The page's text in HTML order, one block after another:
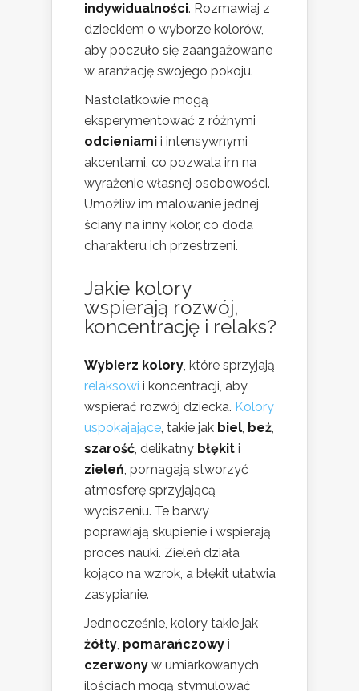
indywidualności. Rozmawiaj z
dzieckiem o wyborze kolorów,
aby poczuło się zaangażowane
w aranżację swojego pokoju.
Nastolatkowie mogą
eksperymentować z różnymi
odcieniami i intensywnymi
akcentami, co pozwala im na
wyrażenie własnej osobowości.
Umożliw im malowanie jednej
ściany na inny kolor, co doda
charakteru ich przestrzeni.
Jakie kolory
wspierają rozwój,
koncentrację i relaks?
Wybierz kolory, które sprzyjają
relaksowi i koncentracji, aby
wspierać rozwój dziecka. Kolory
uspokajające, takie jak biel, beż,
szarość, delikatny błękit i
zieleń, pomagają stworzyć
atmosferę sprzyjającą
wyciszeniu. Te barwy
poprawiają skupienie i wspierają
proces nauki. Zieleń działa
kojąco na wzrok, a błękit ułatwia
zasypianie.
Jednocześnie, kolory takie jak
żółty, pomarańczowy i
czerwony w umiarkowanych
ilościach mogą stymulować